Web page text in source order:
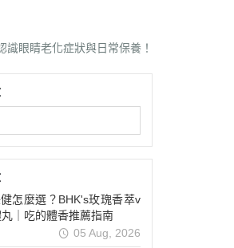
油/藻油(DHA/EPA)
越莓/甘露糖
原蛋白
變性膠原/葡萄糖胺
他命(A/B/C/D/E)
物質(鈣/鐵/鎂/鋅)
識眼睛老化症狀與日常保養！
怎麼選？BHK's玫瑰香萃v
｜吃的體香推薦指南
05 Aug, 2026